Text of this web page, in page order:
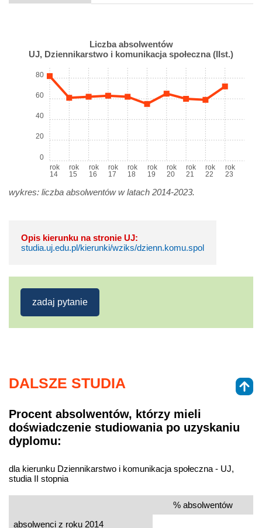
Liczba absolwentów
UJ, Dziennikarstwo i komunikacja społeczna (IIst.)
rok
14
rok
15
rok
16
rok
17
rok
18
rok
19
rok
20
rok
21
rok
22
rok
23
0
20
40
60
80
wykres: liczba absolwentów w latach 2014-2023.
Opis kierunku na stronie UJ:
studia.uj.edu.pl/kierunki/wziks/dzienn.komu.spol
zadaj pytanie
DALSZE STUDIA
Procent absolwentów, którzy mieli
doświadczenie studiowania po uzyskaniu
dyplomu:
dla kierunku Dziennikarstwo i komunikacja społeczna - UJ,
studia II stopnia
% absolwentów
absolwenci z roku 2014